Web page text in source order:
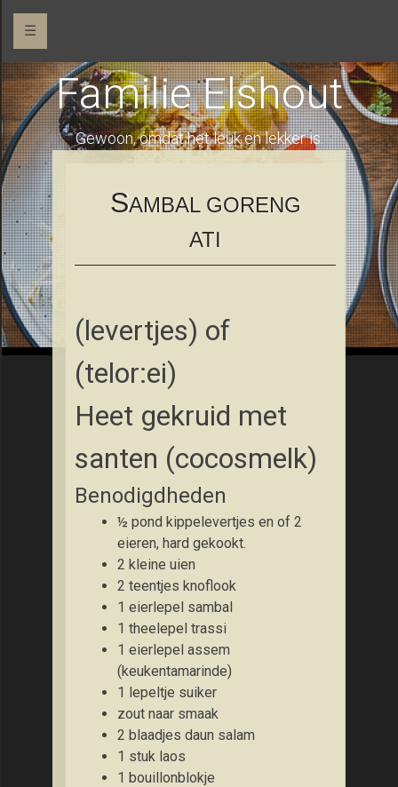
☰
Familie Elshout
Gewoon, omdat het leuk en lekker is.
SAMBAL GORENG
ATI
(levertjes) of
(telor:ei)
Heet gekruid met
santen (cocosmelk)
Benodigdheden
½ pond kippelevertjes en of 2
eieren, hard gekookt.
2 kleine uien
2 teentjes knoflook
1 eierlepel sambal
1 theelepel trassi
1 eierlepel assem
(keukentamarinde)
1 lepeltje suiker
zout naar smaak
2 blaadjes daun salam
1 stuk laos
1 bouillonblokje